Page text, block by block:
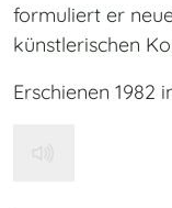
formuliert er
künstlerischen
Erschienen 1982